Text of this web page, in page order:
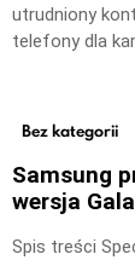
utrudniony
telefony dla
Bez kategorii
Samsung
wersja
Spis treści